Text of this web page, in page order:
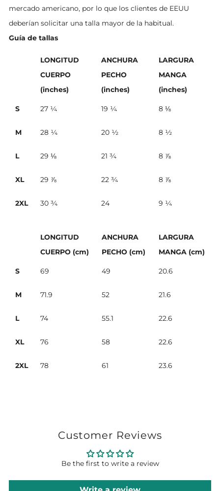
mercado americano, por lo que los clientes de EEUU
deberían solicitar una talla mayor de la habitual.
Guía de tallas
LONGITUD
CUERPO
(inches)
ANCHURA
PECHO
(inches)
LARGURA
MANGA
(inches)
S 27 ¼ 19 ¼ 8 ⅛
M 28 ¼ 20 ½ 8 ½
L 29 ⅛ 21 ¾ 8 ⅞
XL 29 ⅞ 22 ¾ 8 ⅞
2XL 30 ¾ 24 9 ¼
LONGITUD
CUERPO (cm)
ANCHURA
PECHO (cm)
LARGURA
MANGA (cm)
S 69 49 20.6
M 71.9 52 21.6
L 74 55.1 22.6
XL 76 58 22.6
2XL 78 61 23.6
Customer Reviews
Be the first to write a review